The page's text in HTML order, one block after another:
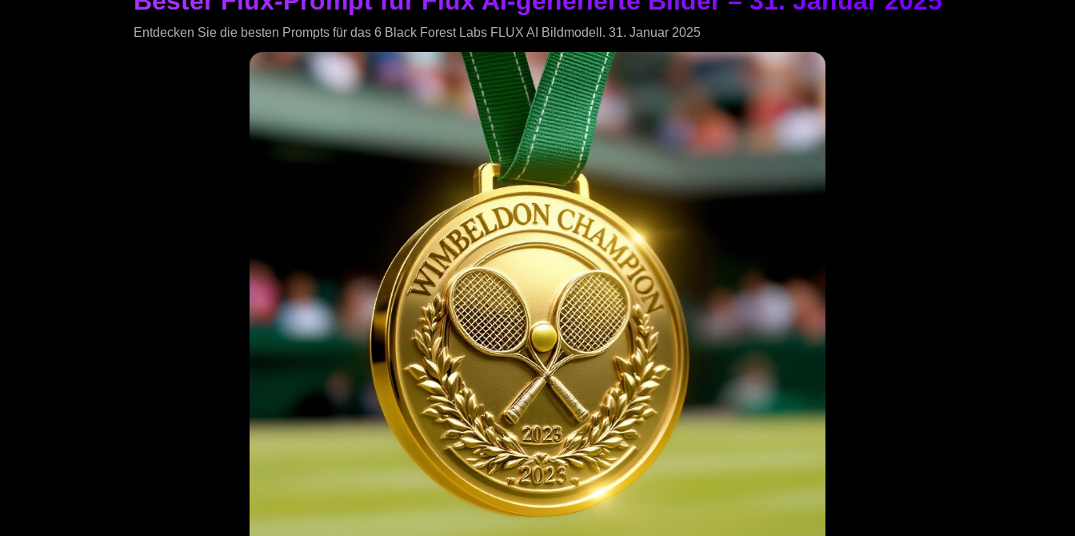
Entdecken Sie die besten Prompts für das 6 Black Forest Labs FLUX AI Bildmodell. 31. Januar 2025